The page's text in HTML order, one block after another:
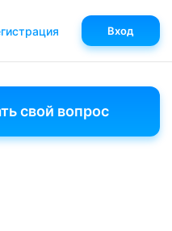
свой вопрос
Вход